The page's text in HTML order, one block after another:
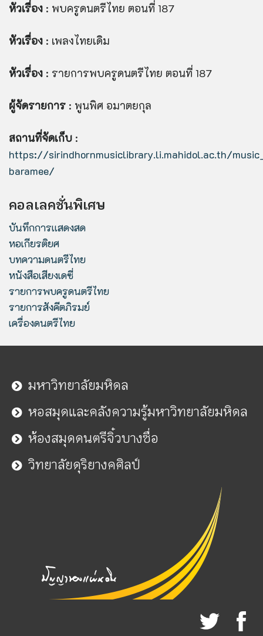
หัวเรื่อง : พบครูดนตรีไทย ตอนที่ 187
หัวเรื่อง : เพลงไทยเดิม
หัวเรื่อง : รายการพบครูดนตรีไทย ตอนที่ 187
ผู้จัดรายการ : พูนพิศ อมาตยกุล
สถานที่จัดเก็บ :
https://sirindhornmusiclibrary.li.mahidol.ac.th/
baramee/
คอลเลคชั่นพิเศษ
บันทึกการแสดงสด
หอเกียรติยศ
บทความดนตรีไทย
หนังสือเสียงเดซี่
รายการพบครูดนตรีไทย
รายการสังคีตภิรมย์
เครื่องดนตรีไทย
มหาวิทยาลัยมหิดล
หอสมุดและคลังความรู้มหาวิทยาลัยมหิดล
ห้องสมุดดนตรีจิ๋วบางซื่อ
วิทยาลัยดุริยางคศิลป์